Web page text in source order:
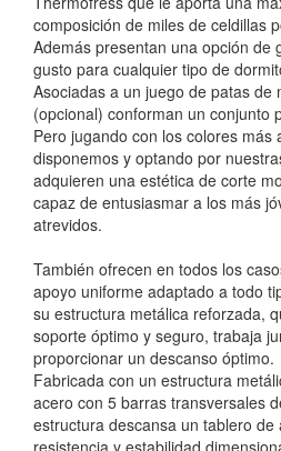
composición de miles de celdillas
Además presentan una opción de
gusto para cualquier tipo de
Asociadas a un juego de patas de
(opcional) conforman un conjunto
Pero jugando con los colores más
disponemos y optando por
adquieren una estética de corte
capaz de entusiasmar a los más
atrevidos.
También ofrecen en todos los
apoyo uniforme adaptado a todo
su estructura metálica reforzada,
soporte óptimo y seguro, trabaja
proporcionar un descanso óptimo.
Fabricada con un estructura
acero con 5 barras transversales
estructura descansa un tablero
resistencia y estabilidad